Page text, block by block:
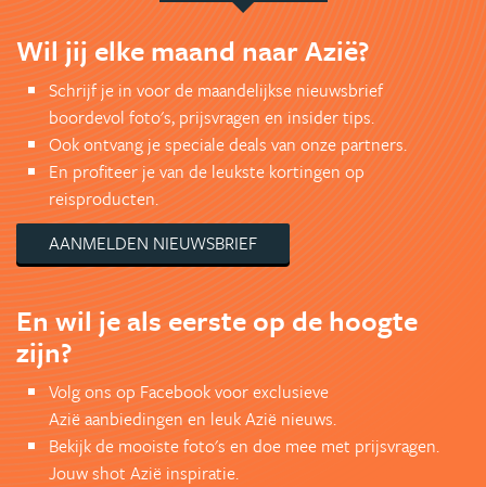
Wil jij elke maand naar Azië?
Schrijf je in voor de maandelijkse nieuwsbrief
boordevol foto's, prijsvragen en insider tips.
Ook ontvang je speciale deals van onze partners.
En profiteer je van de leukste kortingen op
reisproducten.
AANMELDEN NIEUWSBRIEF
En wil je als eerste op de hoogte
zijn?
Volg ons op Facebook voor exclusieve
Azië aanbiedingen en leuk Azië nieuws.
Bekijk de mooiste foto's en doe mee met prijsvragen.
Jouw shot Azië inspiratie.